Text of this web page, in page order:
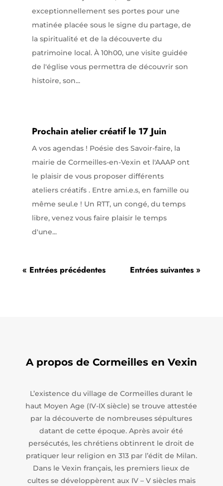
exceptionnellement ses portes pour une
matinée placée sous le signe du partage, de
la spiritualité et de la découverte du
patrimoine local. À 10h00, une visite guidée
de l'église vous permettra de découvrir son
histoire, son...
Prochain atelier créatif le 17 Juin
A vos agendas ! Poésie des Savoir-faire, la
mairie de Cormeilles-en-Vexin et l'AAAP ont
le plaisir de vous proposer différents
ateliers créatifs . Entre ami.e.s, en famille ou
même seul.e ! Un RTT, un congé, du temps
libre, venez vous faire plaisir le temps
d'une...
« Entrées précédentes Entrées suivantes »
A propos de Cormeilles en Vexin
L’existence du village de Cormeilles durant le
haut Moyen Age (IV-IX siècle) se trouve attestée
par la découverte de nombreuses sépultures
datant de cette époque. Après avoir été
persécutés, les chrétiens obtinrent le droit de
pratiquer leur religion en 313 par l’édit de Milan.
Dans le Vexin français, les premiers lieux de
cultes se développèrent aux IV – V siècles mais